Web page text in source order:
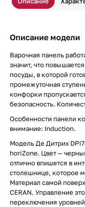
Описание модели
Варочная панель
значит, что
посуды, в которой
промежуточная
конфорки
безопасность.
Особенности панели
внимание: Induction.
Модель Де Дитрих
horiZone. Цвет —
отлично впишется в
столешнице, которое
Материал самой
CERAN. Управление
переключения